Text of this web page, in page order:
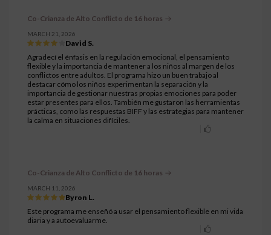
Co-Crianza de Alto Conflicto de 16 horas
MARCH 21, 2026
David S.
Agradecí el énfasis en la regulación emocional, el pensamiento
flexible y la importancia de mantener a los niños al margen de los
conflictos entre adultos. El programa hizo un buen trabajo al
destacar cómo los niños experimentan la separación y la
importancia de gestionar nuestras propias emociones para poder
estar presentes para ellos. También me gustaron las herramientas
prácticas, como las respuestas BIFF y las estrategias para mantener
la calma en situaciones difíciles.
Co-Crianza de Alto Conflicto de 16 horas
MARCH 11, 2026
Byron L.
Este programa me enseñó a usar el pensamiento flexible en mi vida
diaria y a autoevaluarme.